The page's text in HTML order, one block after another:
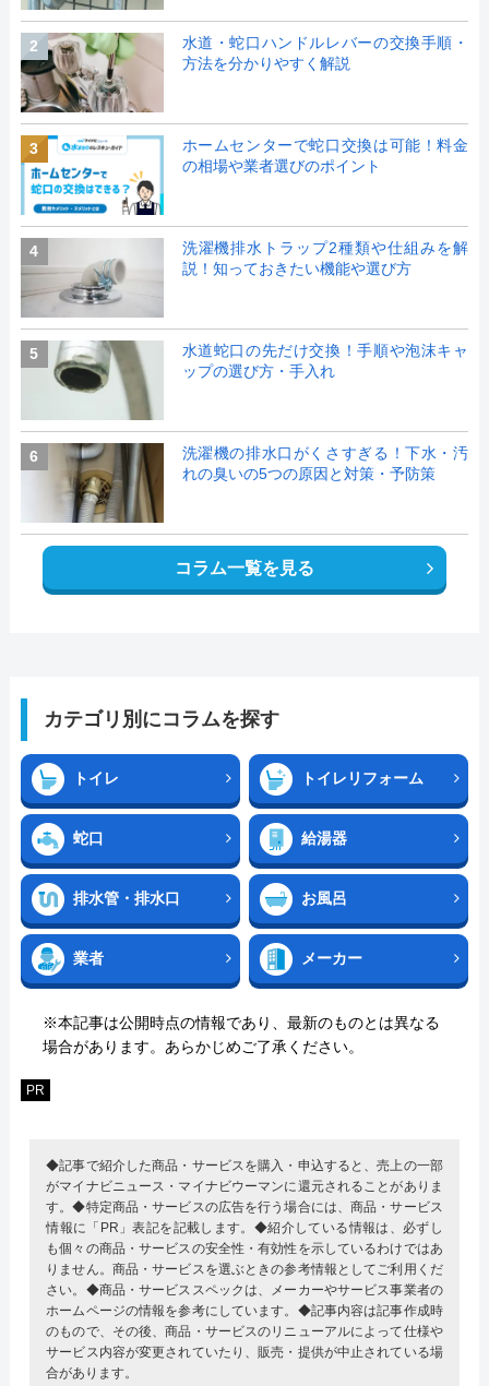
2
水道・蛇口ハンドルレバーの交換手順・
方法を分かりやすく解説
3
ホームセンターで蛇口交換は可能！料金
の相場や業者選びのポイント
4
洗濯機排水トラップ2種類や仕組みを解
説！知っておきたい機能や選び方
5
水道蛇口の先だけ交換！手順や泡沫キャ
ップの選び方・手入れ
6
洗濯機の排水口がくさすぎる！下水・汚
れの臭いの5つの原因と対策・予防策
コラム一覧を見る
カテゴリ別にコラムを探す
トイレ トイレリフォーム
蛇口 給湯器
排水管・排水口 お風呂
業者 メーカー
※本記事は公開時点の情報であり、最新のものとは異なる
場合があります。あらかじめご了承ください。
PR
◆記事で紹介した商品・サービスを購入・申込すると、売上の一部
がマイナビニュース・マイナビウーマンに還元されることがありま
す。◆特定商品・サービスの広告を行う場合には、商品・サービス
情報に「PR」表記を記載します。◆紹介している情報は、必ずし
も個々の商品・サービスの安全性・有効性を示しているわけではあ
りません。商品・サービスを選ぶときの参考情報としてご利用くだ
さい。◆商品・サービススペックは、メーカーやサービス事業者の
ホームページの情報を参考にしています。◆記事内容は記事作成時
のもので、その後、商品・サービスのリニューアルによって仕様や
サービス内容が変更されていたり、販売・提供が中止されている場
合があります。